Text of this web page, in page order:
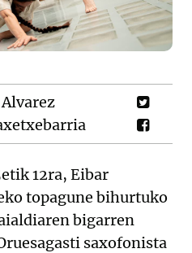
12ra, Eibar
topagune bihurtuko
bigarren
saxofonista